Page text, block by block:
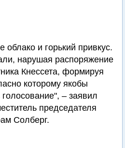
облако и горький привкус.
нарушая распоряжение
Кнессета, формируя
которому якобы
– заявил
председателя
Солберг.